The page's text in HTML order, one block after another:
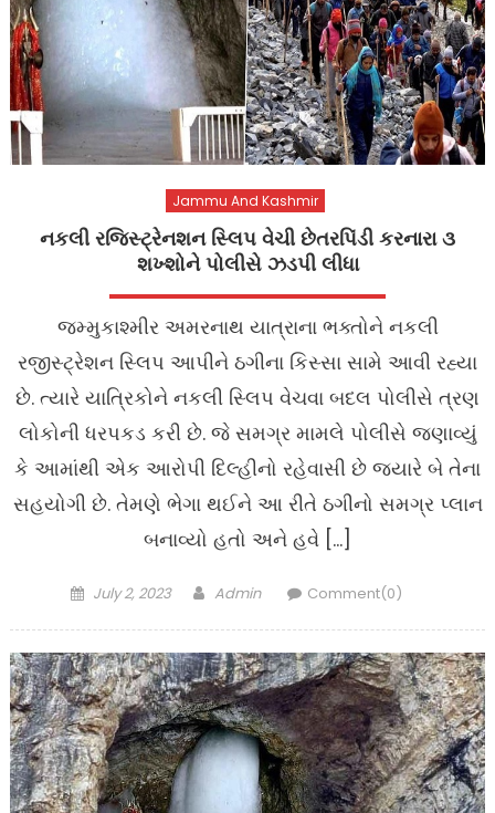
Jammu And Kashmir
નકલી રજિસ્ટ્રેનશન સ્લિપ વેચી છેતરપિંડી કરનારા ૩
શખ્શોને પોલીસે ઝડપી લીધા
જમ્મુકાશ્મીર અમરનાથ યાત્રાના ભક્તોને નકલી
રજીસ્ટ્રેશન સ્લિપ આપીને ઠગીના કિસ્સા સામે આવી રહ્યા
છે. ત્યારે યાત્રિકોને નકલી સ્લિપ વેચવા બદલ પોલીસે ત્રણ
લોકોની ધરપકડ કરી છે. જે સમગ્ર મામલે પોલીસે જણાવ્યું
કે આમાંથી એક આરોપી દિલ્હીનો રહેવાસી છે જ્યારે બે તેના
સહયોગી છે. તેમણે ભેગા થઈને આ રીતે ઠગીનો સમગ્ર પ્લાન
બનાવ્યો હતો અને હવે […]
Posted
July 2, 2023 Author
Admin Comment(0)